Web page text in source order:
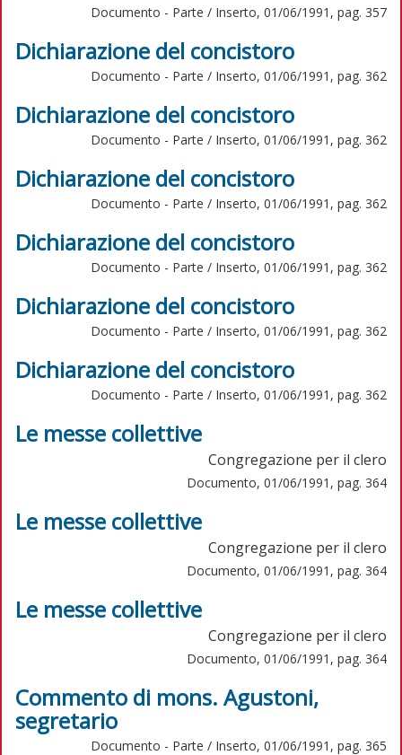
Documento - Parte / Inserto, 01/06/1991, pag. 357
Dichiarazione del concistoro
Documento - Parte / Inserto, 01/06/1991, pag. 362
Dichiarazione del concistoro
Documento - Parte / Inserto, 01/06/1991, pag. 362
Dichiarazione del concistoro
Documento - Parte / Inserto, 01/06/1991, pag. 362
Dichiarazione del concistoro
Documento - Parte / Inserto, 01/06/1991, pag. 362
Dichiarazione del concistoro
Documento - Parte / Inserto, 01/06/1991, pag. 362
Dichiarazione del concistoro
Documento - Parte / Inserto, 01/06/1991, pag. 362
Le messe collettive
Congregazione per il clero
Documento, 01/06/1991, pag. 364
Le messe collettive
Congregazione per il clero
Documento, 01/06/1991, pag. 364
Le messe collettive
Congregazione per il clero
Documento, 01/06/1991, pag. 364
Commento di mons. Agustoni,
segretario
Documento - Parte / Inserto, 01/06/1991, pag. 365